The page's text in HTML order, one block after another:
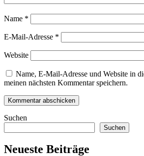
Name *
E-Mail-Adresse *
Website
Name, E-Mail-Adresse und Website in
meinen nächsten Kommentar speichern.
Suchen
Suchen
Neueste Beiträge